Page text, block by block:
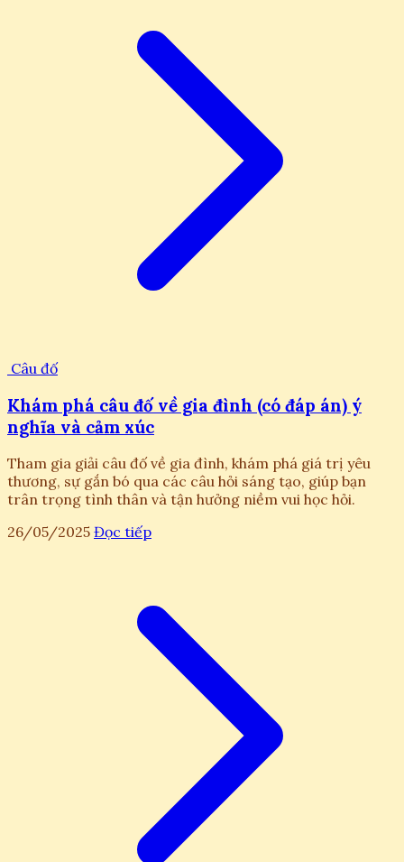
Câu đố
Khám phá câu đố về gia đình (có đáp án) ý
nghĩa và cảm xúc
Tham gia giải câu đố về gia đình, khám phá giá trị yêu
thương, sự gắn bó qua các câu hỏi sáng tạo, giúp bạn
trân trọng tình thân và tận hưởng niềm vui học hỏi.
26/05/2025 Đọc tiếp